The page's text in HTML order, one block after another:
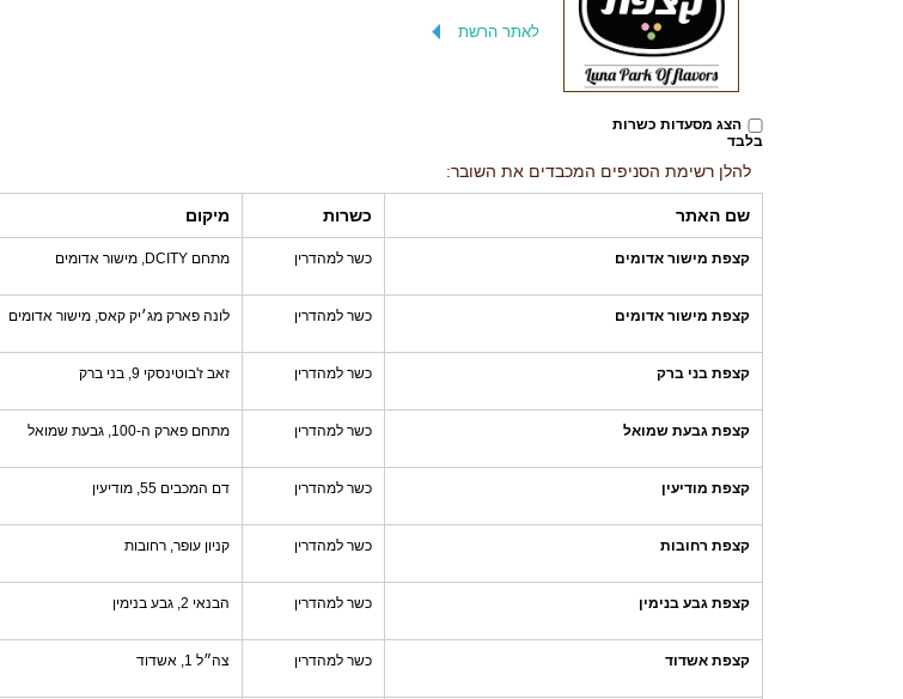
לאתר הרשת
הצג מסעדות כשרות
בלבד
להלן רשימת הסניפים המכבדים את השובר:
שם האתר כשרות מיקום
קצפת מישור אדומים כשר למהדרין מתחם DCITY, מישור אדומים
קצפת מישור אדומים כשר למהדרין לונה פארק מג׳יק קאס, מישור אדומים
קצפת בני ברק כשר למהדרין זאב ז'בוטינסקי 9, בני ברק
קצפת גבעת שמואל כשר למהדרין מתחם פארק ה-100, גבעת שמואל
קצפת מודיעין כשר למהדרין דם המכבים 55, מודיעין
קצפת רחובות כשר למהדרין קניון עופר, רחובות
קצפת גבע בנימין כשר למהדרין הבנאי 2, גבע בנימין
קצפת אשדוד כשר למהדרין צה״ל 1, אשדוד